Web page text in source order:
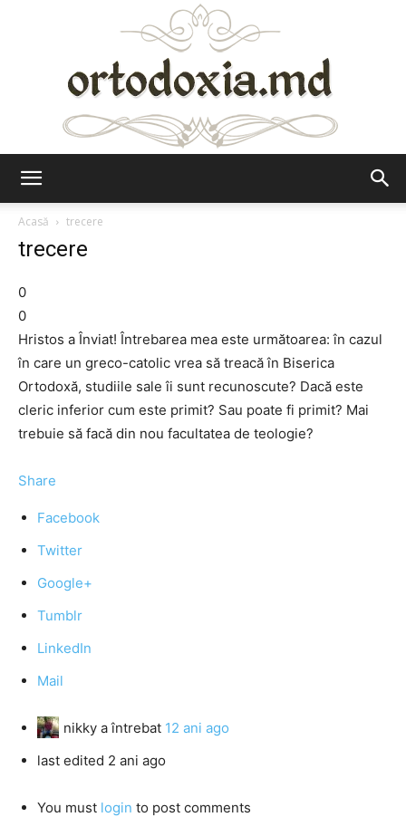
Acasă
trecere
trecere
0
0
Hristos a Înviat! Întrebarea mea este următoarea: în cazul
în care un greco-catolic vrea să treacă în Biserica
Ortodoxă, studiile sale îi sunt recunoscute? Dacă este
cleric inferior cum este primit? Sau poate fi primit? Mai
trebuie să facă din nou facultatea de teologie?
Share
Facebook
Twitter
Google+
Tumblr
LinkedIn
Mail
nikky a întrebat 12 ani ago
last edited 2 ani ago
You must login to post comments